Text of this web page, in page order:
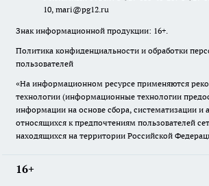
10, mari@pg12.ru
Знак информационной продукции: 16+.
Политика конфиденциальности и обработки
пользователей
«На информационном ресурсе применяются
технологии (информационные технологии
информации на основе сбора, систематизации и
относящихся к предпочтениям пользователей
находящихся на территории Российской
16+